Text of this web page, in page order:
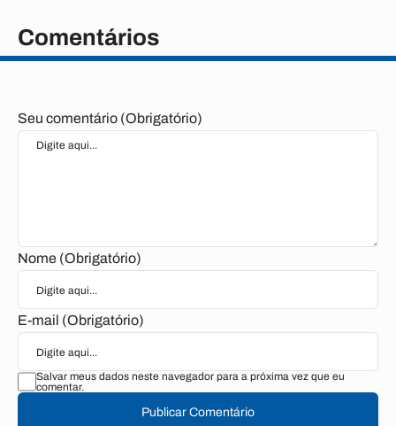
Comentários
Seu comentário (Obrigatório)
Nome (Obrigatório)
E-mail (Obrigatório)
Salvar meus dados neste navegador para a próxima vez que eu
comentar.
Publicar Comentário